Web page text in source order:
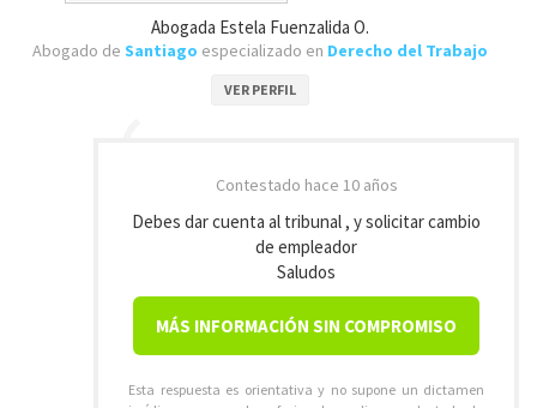
Abogada Estela Fuenzalida O.
Abogado de Santiago especializado en Derecho del Trabajo
VER PERFIL
Contestado hace 10 años
Debes dar cuenta al tribunal , y solicitar cambio
de empleador
Saludos
MÁS INFORMACIÓN SIN COMPROMISO
Esta respuesta es orientativa y no supone un dictamen